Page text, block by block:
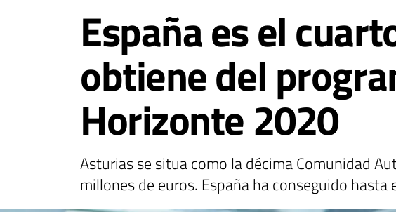
España es el
obtiene del
Horizonte 2020
Asturias se situa como la décima Comunidad
millones de euros. España ha conseguido